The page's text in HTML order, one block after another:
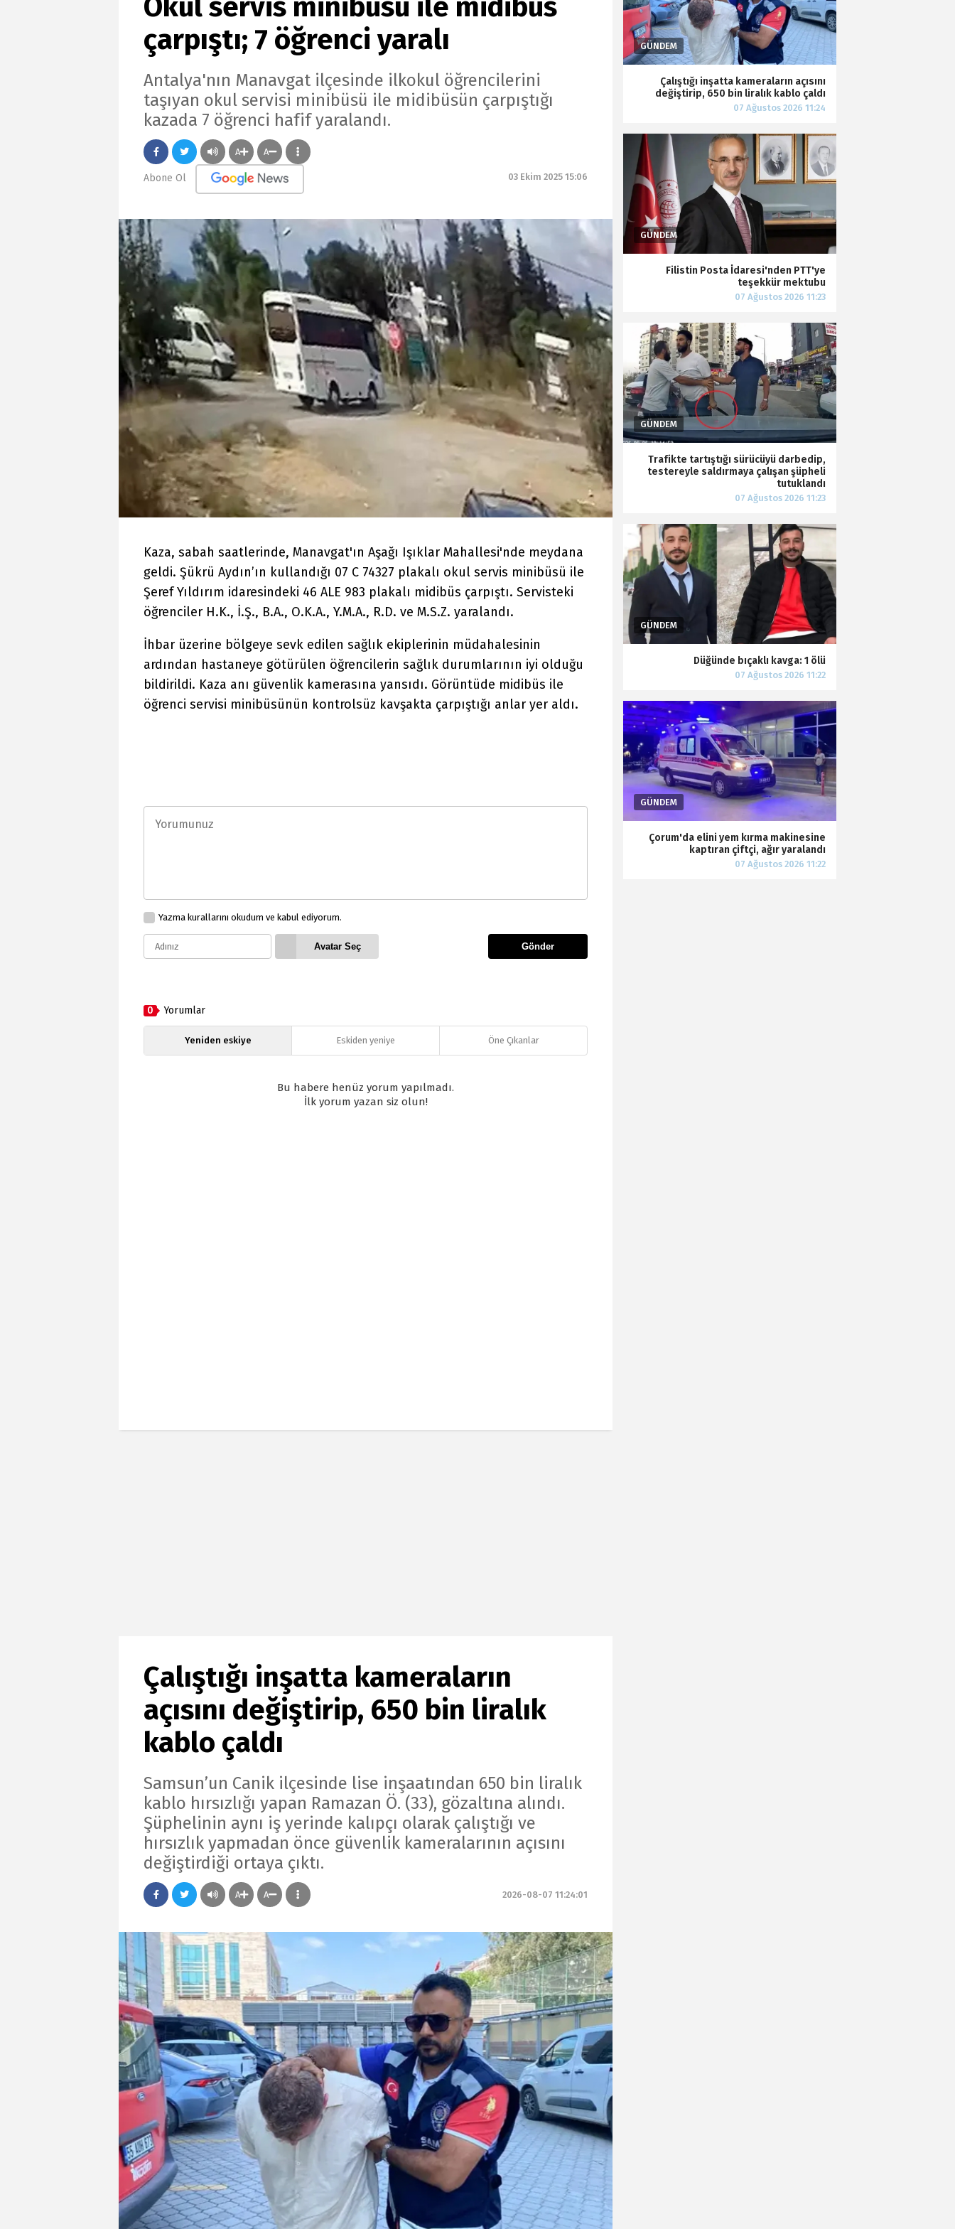
Okul servis minibüsü ile midibüs
çarpıştı; 7 öğrenci yaralı
Antalya'nın Manavgat ilçesinde ilkokul öğrencilerini
taşıyan okul servisi minibüsü ile midibüsün çarpıştığı
kazada 7 öğrenci hafif yaralandı.
A A
Abone Ol 03 Ekim 2025 15:06
Kaza, sabah saatlerinde, Manavgat'ın Aşağı Işıklar Mahallesi'nde meydana
geldi. Şükrü Aydın’ın kullandığı 07 C 74327 plakalı okul servis minibüsü ile
Şeref Yıldırım idaresindeki 46 ALE 983 plakalı midibüs çarpıştı. Servisteki
öğrenciler H.K., İ.Ş., B.A., O.K.A., Y.M.A., R.D. ve M.S.Z. yaralandı.
İhbar üzerine bölgeye sevk edilen sağlık ekiplerinin müdahalesinin
ardından hastaneye götürülen öğrencilerin sağlık durumlarının iyi olduğu
bildirildi. Kaza anı güvenlik kamerasına yansıdı. Görüntüde midibüs ile
öğrenci servisi minibüsünün kontrolsüz kavşakta çarpıştığı anlar yer aldı.
Yazma kurallarını okudum ve kabul ediyorum.
Avatar Seç Gönder
0 Yorumlar
Yeniden eskiye Eskiden yeniye Öne Çıkanlar
Bu habere henüz yorum yapılmadı.
İlk yorum yazan siz olun!
Çalıştığı inşatta kameraların
açısını değiştirip, 650 bin liralık
kablo çaldı
Samsun’un Canik ilçesinde lise inşaatından 650 bin liralık
kablo hırsızlığı yapan Ramazan Ö. (33), gözaltına alındı.
Şüphelinin aynı iş yerinde kalıpçı olarak çalıştığı ve
hırsızlık yapmadan önce güvenlik kameralarının açısını
değiştirdiği ortaya çıktı.
A A 2026-08-07 11:24:01
Çalıştığı inşatta kameraların açısını
değiştirip, 650 bin liralık kablo çaldı
Filistin Posta İdaresi'nden PTT'ye
teşekkür mektubu
Trafikte tartıştığı sürücüyü darbedip,
testereyle saldırmaya çalışan şüpheli
tutuklandı
Düğünde bıçaklı kavga: 1 ölü
Çorum'da elini yem kırma makinesine
kaptıran çiftçi, ağır yaralandı